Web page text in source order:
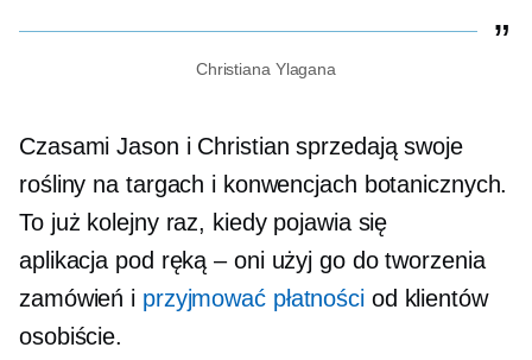
Christiana Ylagana
Czasami Jason i Christian sprzedają swoje
rośliny na targach i konwencjach botanicznych.
To już kolejny raz, kiedy pojawia się
aplikacja pod ręką – oniużyj go do tworzenia
zamówień i przyjmować płatnościod klientów
osobiście.